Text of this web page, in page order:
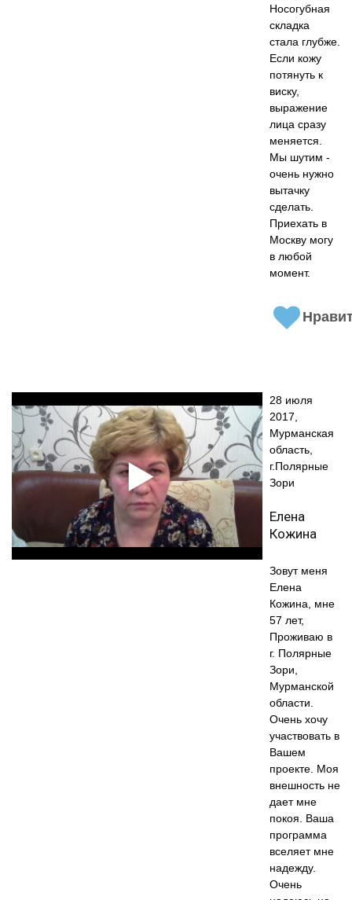
Носогубная
складка
стала глубже.
Если кожу
потянуть к
виску,
выражение
лица сразу
меняется.
Мы шутим -
очень нужно
вытачку
сделать.
Приехать в
Москву могу
в любой
момент.
28 июля
2017,
Мурманская
область,
г.Полярные
Зори
Елена
Кожина
Зовут меня
Елена
Кожина, мне
57 лет,
Проживаю в
г. Полярные
Зори,
Мурманской
области.
Очень хочу
участвовать в
Вашем
проекте. Моя
внешность не
дает мне
покоя. Ваша
программа
вселяет мне
надежду.
Очень